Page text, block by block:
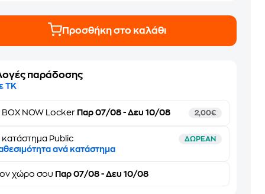
Προσθήκη στο καλάθι
παράδοσης
ΤΚ
BOX NOW Locker Παρ 07/08 - Δευ 10/08 2,00€
κατάστημα Public ΔΩΡΕΑΝ
ανά κατάστημα
χώρο σου Παρ 07/08 - Δευ 10/08